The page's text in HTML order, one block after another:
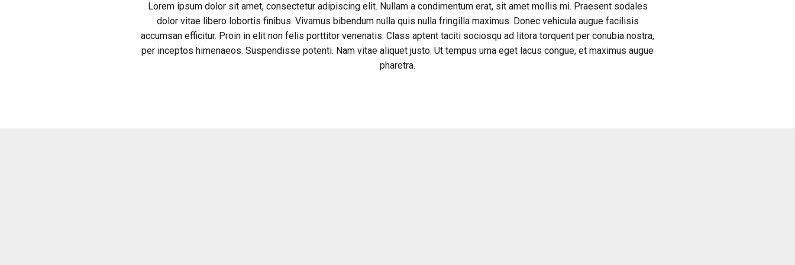
Lorem ipsum dolor sit amet, consectetur adipiscing elit. Nullam a condimentum erat, sit amet mollis mi. Praesent sodales
dolor vitae libero lobortis finibus. Vivamus bibendum nulla quis nulla fringilla maximus. Donec vehicula augue facilisis
accumsan efficitur. Proin in elit non felis porttitor venenatis. Class aptent taciti sociosqu ad litora torquent per conubia nostra,
per inceptos himenaeos. Suspendisse potenti. Nam vitae aliquet justo. Ut tempus urna eget lacus congue, et maximus augue
pharetra.